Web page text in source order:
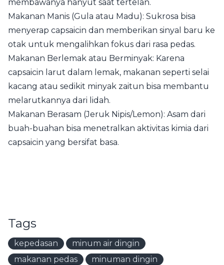
membawanya hanyut saat tertelan.
Makanan Manis (Gula atau Madu): Sukrosa bisa
menyerap capsaicin dan memberikan sinyal baru ke
otak untuk mengalihkan fokus dari rasa pedas.
Makanan Berlemak atau Berminyak: Karena
capsaicin larut dalam lemak, makanan seperti selai
kacang atau sedikit minyak zaitun bisa membantu
melarutkannya dari lidah.
Makanan Berasam (Jeruk Nipis/Lemon): Asam dari
buah-buahan bisa menetralkan aktivitas kimia dari
capsaicin yang bersifat basa.
Tags
kepedasan
minum air dingin
makanan pedas
minuman dingin